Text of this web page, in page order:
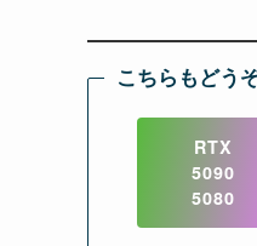
こちらもどう
RTX
5090
5080